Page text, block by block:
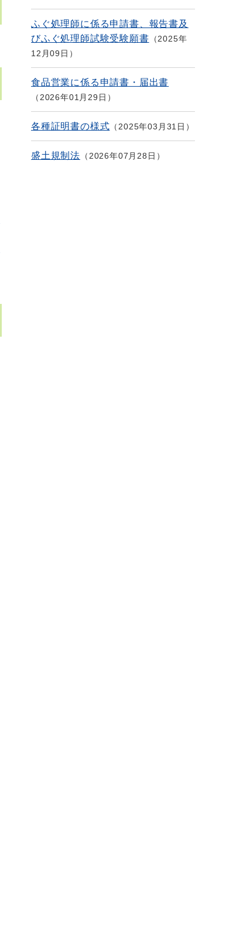
ふぐ処理師に係る申請書、報告書及
びふぐ処理師試験受験願書
2025年
12月09日
食品営業に係る申請書・届出書
2026年01月29日
各種証明書の様式 2025年03月31日
盛土規制法 2026年07月28日